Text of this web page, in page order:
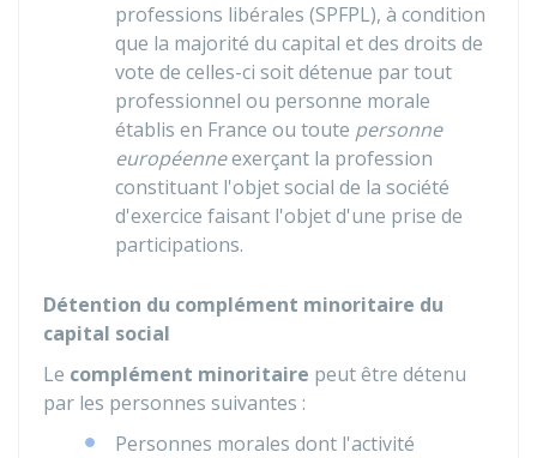
professions libérales (SPFPL), à condition
que la majorité du capital et des droits de
vote de celles-ci soit détenue par tout
professionnel ou personne morale
établis en France ou toute personne
européenneexerçant la profession
constituant l'objet social de la société
d'exercice faisant l'objet d'une prise de
participations.
Détention du complément minoritaire du
capital social
Le complément minoritaire peut être détenu
par les personnes suivantes :
Personnes morales dont l'activité